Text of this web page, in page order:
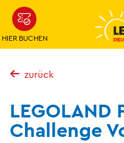
Weiter
zum
Hauptinhalt
HIER BUCHEN
zurück
LEGOLAND
Challenge